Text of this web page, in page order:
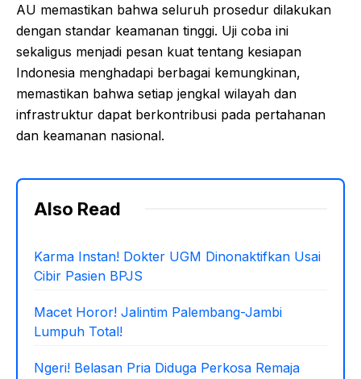
AU memastikan bahwa seluruh prosedur dilakukan
dengan standar keamanan tinggi. Uji coba ini
sekaligus menjadi pesan kuat tentang kesiapan
Indonesia menghadapi berbagai kemungkinan,
memastikan bahwa setiap jengkal wilayah dan
infrastruktur dapat berkontribusi pada pertahanan
dan keamanan nasional.
Also Read
Karma Instan! Dokter UGM Dinonaktifkan Usai
Cibir Pasien BPJS
Macet Horor! Jalintim Palembang-Jambi
Lumpuh Total!
Ngeri! Belasan Pria Diduga Perkosa Remaja